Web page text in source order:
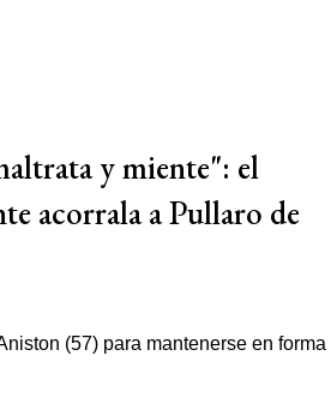
y miente": el
acorrala a Pullaro de